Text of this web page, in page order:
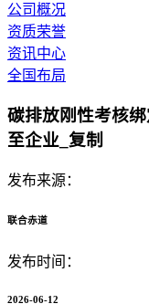
公司概况
资质荣誉
资讯中心
全国布局
碳排放刚性考核
至企业_复制
发布来源：
联合赤道
发布时间：
2026-06-12